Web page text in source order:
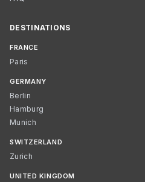
DESTINATIONS
FRANCE
Paris
GERMANY
Berlin
Hamburg
Munich
SWITZERLAND
Zurich
UNITED KINGDOM